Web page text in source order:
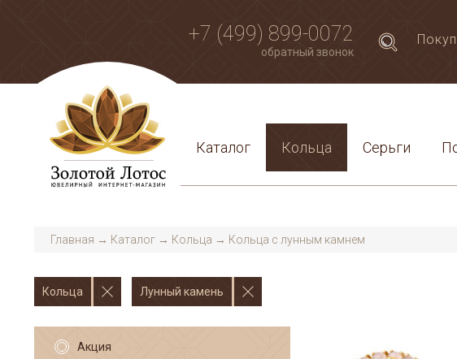
+7 (499) 899-0072
обратный звонок
Каталог Кольца Серьги
Главная → Каталог → Кольца → Кольца с лунным камнем
Кольца Лунный камень
Акция